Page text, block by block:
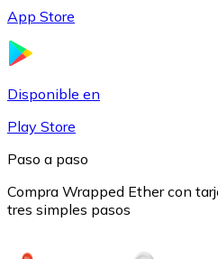
App Store
Disponible en
Play Store
Paso a paso
Compra Wrapped Ether con
tres simples pasos